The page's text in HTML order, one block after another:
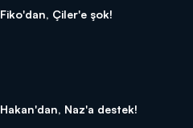
Fiko'dan, Çiler'e şok!
Hakan'dan, Naz'a destek!